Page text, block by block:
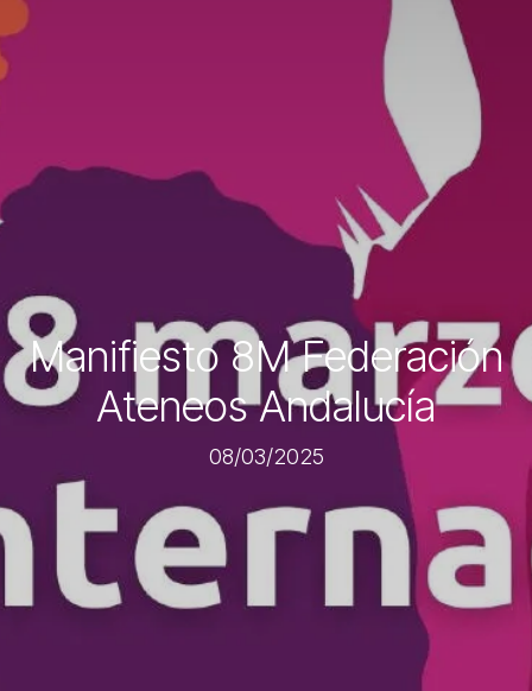
Manifiesto 8M Federación
Ateneos Andalucía
08/03/2025